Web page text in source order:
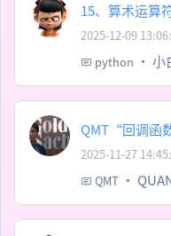
15、算术运算
2025-12-09
python · 小
QMT“回调函
2025-11-27
QMT ·